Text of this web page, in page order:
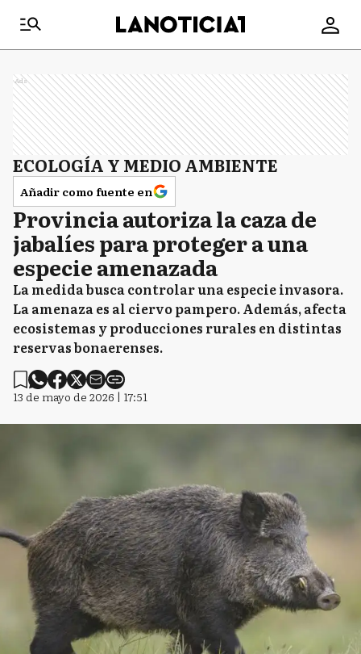
Ads
ECOLOGÍA Y MEDIO AMBIENTE
Añadir como fuente en
Provincia autoriza la caza de
jabalíes para proteger a una
especie amenazada
La medida busca controlar una especie invasora.
La amenaza es al ciervo pampero. Además, afecta
ecosistemas y producciones rurales en distintas
reservas bonaerenses.
13 de mayo de 2026 | 17:51